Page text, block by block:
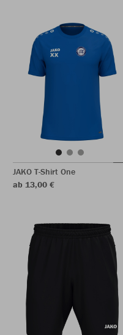
JAKO T-Shirt One
ab 13,00 €